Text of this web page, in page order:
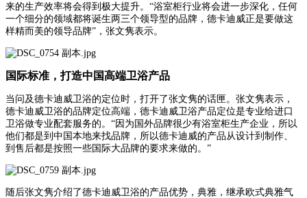
来的生产效率将会得到极大提升。“浴室柜行业将会进一步深化，任何
一个细分的领域都将诞生两三个领导型的品牌，德卡迪威正是要做这
样精而美的领导品牌”，张文隽表示。
国际标准，打造中国高端卫浴产品
当问及德卡迪威卫浴的定位时，打开了张文隽的话匣。张文隽表示，
德卡迪威卫浴的品牌定位高端，德卡迪威卫浴产品定位是专业给进口
卫浴做专业配套服务的。“因为国外品牌很少有浴室柜生产企业，所以
他们都是到中国本地来找品牌，所以德卡迪威的产品从设计到制作、
到售后都是按照一些国际大品牌的要求来做的。”
随后张文隽介绍了德卡迪威卫浴的产品优势，典雅，继承欧式典雅气